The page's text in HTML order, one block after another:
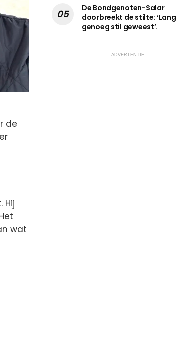
de
Hij
wat
De Bondgenoten-Salar
doorbreekt de stilte: ‘Lang
genoeg stil geweest’.
-- ADVERTENTIE --